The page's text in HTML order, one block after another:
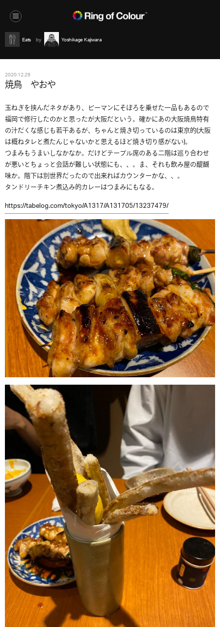
Eats Yoshikage Kajiwara
2020.12.29
焼鳥 やおや
玉ねぎを挟んだネタがあり、ピーマンにそぼろを乗せた一品もあるので
福岡で修行したのかと思ったが大阪だという。確かにあの大阪焼鳥特有
の汁だくな感じも若干あるが、ちゃんと焼き切っているのは東京的(大阪
は概ねタレと煮たんじゃないかと思えるほど焼き切り感がない)。
つまみもうまいしなかなか。だけどテーブル席のある二階は巡り合わせ
が悪いとちょっと会話が難しい状態にも、、。ま、それも飲み屋の醍醐
味か。階下は別世界だったので出来ればカウンターかな、、。
タンドリーチキン煮込み的カレーはつまみにもなる。
https://tabelog.com/tokyo/A1317/A131705/13237479/